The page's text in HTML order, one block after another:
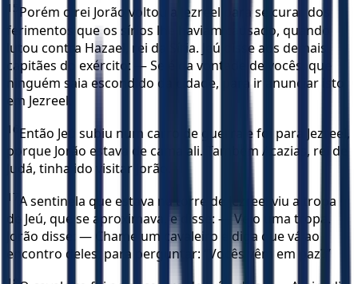
15 Porém o rei Jorão voltou a Jezreel para se curar dos
ferimentos que os sírios lhe haviam causado, quando
lutou contra Hazael, rei da Síria. Jeú disse aos demais
capitães do exército: — Se é da vontade de vocês, que
ninguém saia escondido da cidade, para ir anunciar isto
em Jezreel.
16 Então Jeú subiu num carro de guerra e foi para Jezreel,
porque Jorão estava de cama ali. Também Acazias, rei de
Judá, tinha ido visitar Jorão.
17 A sentinela que estava na torre de Jezreel viu a tropa
de Jeú, que se aproximava, e disse: — Vejo uma tropa.
Jorão disse: — Chame um cavaleiro e diga que vá ao
encontro deles, para perguntar: “Vocês vêm em paz?”